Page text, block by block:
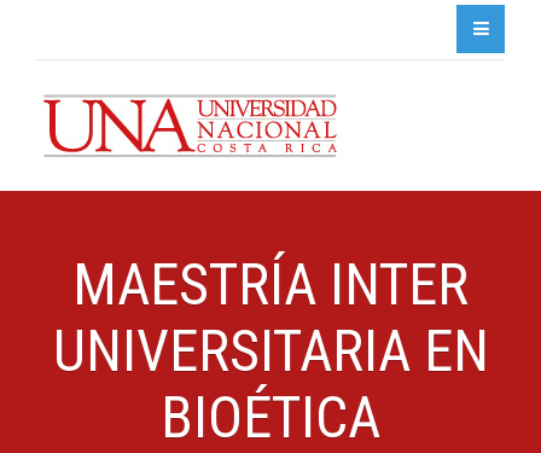
MAESTRÍA INTER
UNIVERSITARIA EN
BIOÉTICA